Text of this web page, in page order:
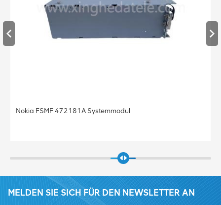
Nokia FRGU RRU 472956A FLEXI RF
MELDEN SIE SICH FÜR DEN NEWSLETTER AN